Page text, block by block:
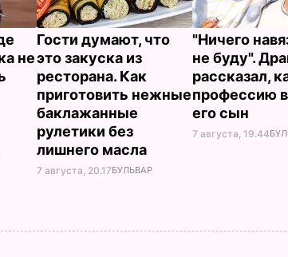
не
Гости думают, что
это закуска из
ресторана. Как
приготовить нежные
баклажанные
рулетики без
лишнего масла
7 августа, 20.17БУЛЬВАР
"Ничего
не буду".
рассказал,
профессию
его сын
7 августа, 19.44